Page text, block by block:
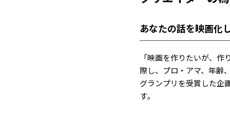
あなたの話を映画化
「映画を作りたいが、
際し、プロ・アマ、年齢
グランプリを受賞した企
す。